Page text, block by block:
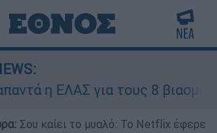
τους 8 βιασμούς
Σου καίει το μυαλό: Το Netflix έφερε